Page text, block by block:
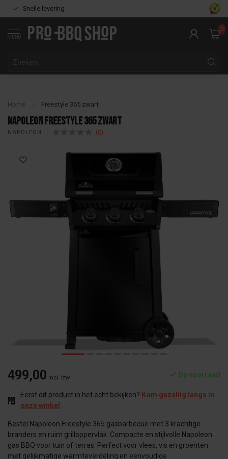
Snelle levering
MENU
0
Home Freestyle 365 zwart
Napoleon Freestyle 365 zwart
NAPOLEON (0)
499,00 Incl. btw Op voorraad
Eerst dit product in het echt bekijken? Kom gezellig langs in
onze winkel
Bestel Napoleon Freestyle 365 gasbarbecue met 3 krachtige
branders en ruim grilloppervlak. Compacte en stijlvolle Napoleon
gas BBQ voor tuin of terras. Perfect voor vlees, vis en groenten
met gelijkmatige warmteverdeling en eenvoudige